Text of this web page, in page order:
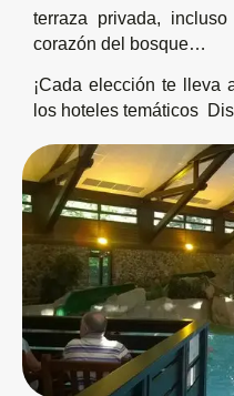
terraza privada,
corazón del bosque…
¡Cada elección te lleva
los hoteles temáticos